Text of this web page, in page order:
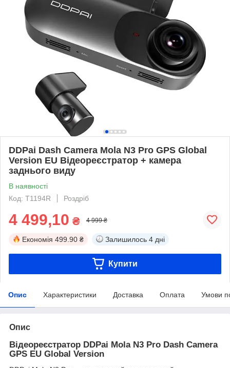
DDPai Dash Camera Mola N3 Pro GPS Global
Version EU Відеореєстратор + камера
заднього виду
В наявності
Код: T1194R
Роздріб
4 499,10 ₴ 4 999 ₴
Економія 499.90 ₴ Залишилось 4 дні
Купити
Опис Характеристики Доставка Оплата Умови
Опис
Відеореєстратор DDPai Mola N3 Pro Dash Camera
GPS EU Global Version